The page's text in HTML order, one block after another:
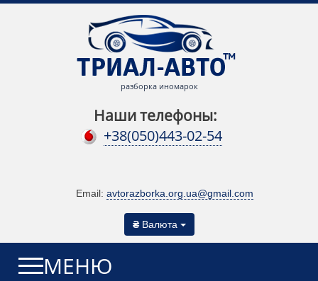
разборка иномарок
Наши телефоны:
+38(050)443-02-54
Email: avtorazborka.org.ua@gmail.com
₴ Валюта
МЕНЮ